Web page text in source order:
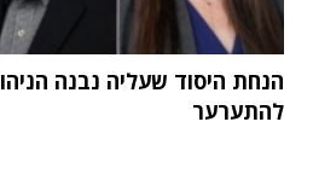
הנחת היסוד שעליה נבנה
להתערער